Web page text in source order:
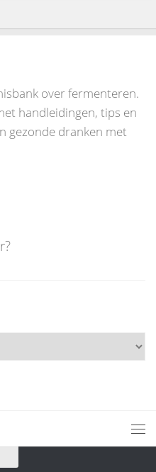
over fermenteren.
handleidingen, tips en
gezonde dranken met